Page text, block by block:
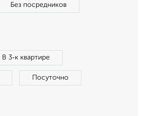
Без посредников
В 3‑к квартире
Посуточно